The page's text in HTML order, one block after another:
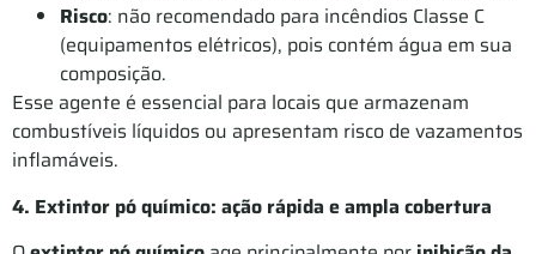
Risco: não recomendado para incêndios Classe C
(equipamentos elétricos), pois contém água em sua
composição.
Esse agente é essencial para locais que armazenam
combustíveis líquidos ou apresentam risco de vazamentos
inflamáveis.
4. Extintor pó químico: ação rápida e ampla cobertura